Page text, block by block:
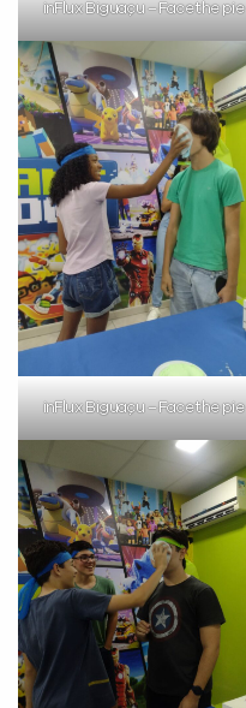
inFlux Biguaçu – Face the pie
inFlux Biguaçu – Face the pie